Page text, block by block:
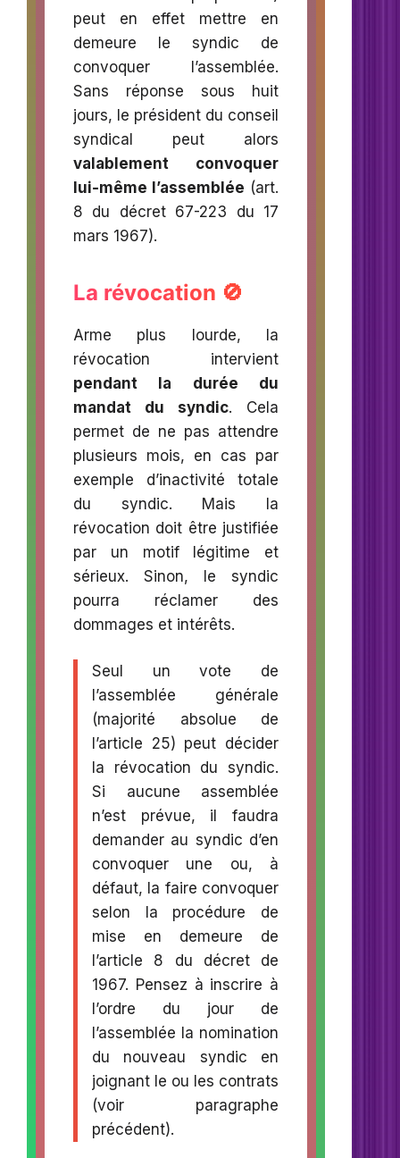
peut en effet mettre en
demeure le syndic de
convoquer l’assemblée.
Sans réponse sous huit
jours, le président du conseil
syndical peut alors
valablement convoquer
lui-même l’assemblée (art.
8 du décret 67-223 du 17
mars 1967).
La révocation 🚫
Arme plus lourde, la
révocation intervient
pendant la durée du
mandat du syndic. Cela
permet de ne pas attendre
plusieurs mois, en cas par
exemple d’inactivité totale
du syndic. Mais la
révocation doit être justifiée
par un motif légitime et
sérieux. Sinon, le syndic
pourra réclamer des
dommages et intérêts.
Seul un vote de
l’assemblée générale
(majorité absolue de
l’article 25) peut décider
la révocation du syndic.
Si aucune assemblée
n’est prévue, il faudra
demander au syndic d’en
convoquer une ou, à
défaut, la faire convoquer
selon la procédure de
mise en demeure de
l’article 8 du décret de
1967. Pensez à inscrire à
l’ordre du jour de
l’assemblée la nomination
du nouveau syndic en
joignant le ou les contrats
(voir paragraphe
précédent).